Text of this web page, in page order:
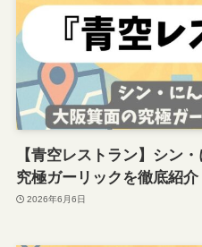
【青空レストラン】シン
究極ガーリックを徹底紹介
2026年6月6日